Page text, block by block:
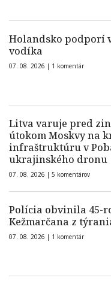
Holandsko podporí
vodíka
07. 08. 2026 | 1 komentár
Litva varuje pred
útokom Moskvy na
infraštruktúru v
ukrajinského dronu
07. 08. 2026 | 5 komentárov
Polícia obvinila 45-
Kežmarčana z
07. 08. 2026 | 1 komentár